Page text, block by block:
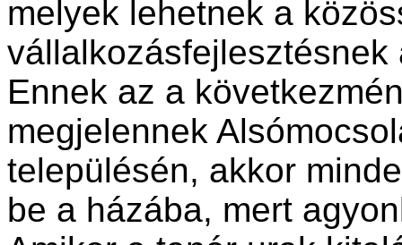
me­lyek lehetnek a
Ennek az a
megjelennek
településén, akkor
be a házába, mert